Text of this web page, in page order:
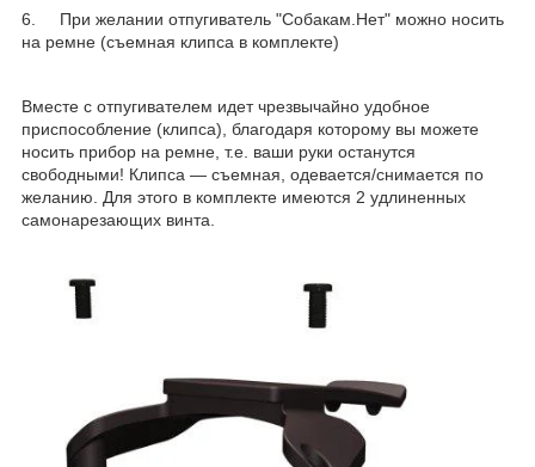
6. При желании отпугиватель "Собакам.Нет" можно носить
на ремне (съемная клипса в комплекте)
Вместе с отпугивателем идет чрезвычайно удобное
приспособление (клипса), благодаря которому вы можете
носить прибор на ремне, т.е. ваши руки останутся
свободными! Клипса — съемная, одевается/снимается по
желанию. Для этого в комплекте имеются 2 удлиненных
самонарезающих винта.